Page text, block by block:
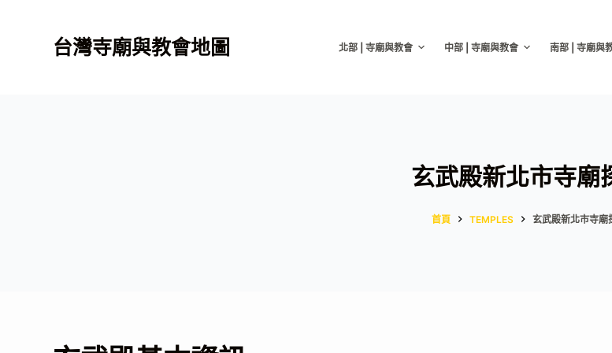
台灣寺廟與教會地圖 北部 | 寺廟與教會 中部 | 寺廟與教會 南部 | 寺廟與
玄武殿新北市寺廟
首頁 TEMPLES 玄武殿新北市寺廟